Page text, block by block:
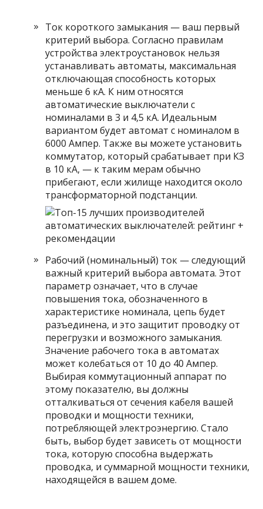
Ток короткого замыкания — ваш первый
критерий выбора. Согласно правилам
устройства электроустановок нельзя
устанавливать автоматы, максимальная
отключающая способность которых
меньше 6 кА. К ним относятся
автоматические выключатели с
номиналами в 3 и 4,5 кА. Идеальным
вариантом будет автомат с номиналом в
6000 Ампер. Также вы можете установить
коммутатор, который срабатывает при КЗ
в 10 кА, — к таким мерам обычно
прибегают, если жилище находится около
трансформаторной подстанции.
Рабочий (номинальный) ток — следующий
важный критерий выбора автомата. Этот
параметр означает, что в случае
повышения тока, обозначенного в
характеристике номинала, цепь будет
разъединена, и это защитит проводку от
перегрузки и возможного замыкания.
Значение рабочего тока в автоматах
может колебаться от 10 до 40 Ампер.
Выбирая коммутационный аппарат по
этому показателю, вы должны
отталкиваться от сечения кабеля вашей
проводки и мощности техники,
потребляющей электроэнергию. Стало
быть, выбор будет зависеть от мощности
тока, которую способна выдержать
проводка, и суммарной мощности техники,
находящейся в вашем доме.